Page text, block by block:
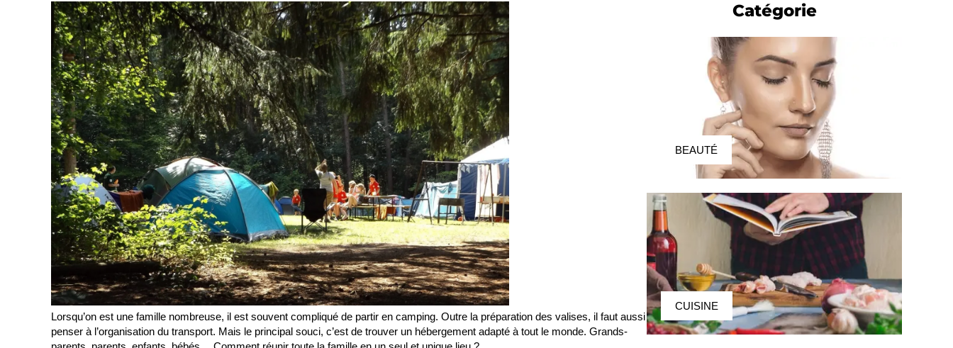
Lorsqu’on est une famille nombreuse, il est souvent compliqué de partir en camping. Outre la préparation des valises, il faut aussi
penser à l’organisation du transport. Mais le principal souci, c’est de trouver un hébergement adapté à tout le monde. Grands-
Catégorie
BEAUTÉ
CUISINE